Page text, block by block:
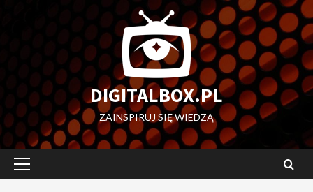
DIGITALBOX.PL
ZAINSPIRUJ SIĘ WIEDZĄ
Menu